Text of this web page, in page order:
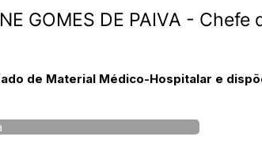
GOMES DE PAIVA - Chefe
de Material Médico-Hospitalar e